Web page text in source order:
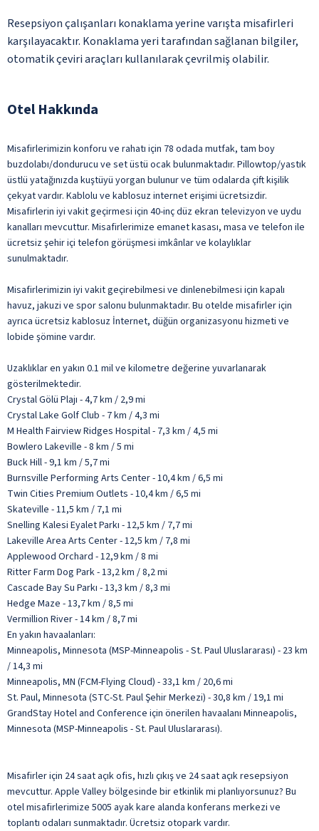
Resepsiyon çalışanları konaklama yerine varışta misafirleri
karşılayacaktır. Konaklama yeri tarafından sağlanan bilgiler,
otomatik çeviri araçları kullanılarak çevrilmiş olabilir.
Otel Hakkında
Misafirlerimizin konforu ve rahatı için 78 odada mutfak, tam boy
buzdolabı/dondurucu ve set üstü ocak bulunmaktadır. Pillowtop/yastık
üstlü yatağınızda kuştüyü yorgan bulunur ve tüm odalarda çift kişilik
çekyat vardır. Kablolu ve kablosuz internet erişimi ücretsizdir.
Misafirlerin iyi vakit geçirmesi için 40-inç düz ekran televizyon ve uydu
kanalları mevcuttur. Misafirlerimize emanet kasası, masa ve telefon ile
ücretsiz şehir içi telefon görüşmesi imkânlar ve kolaylıklar
sunulmaktadır.
Misafirlerimizin iyi vakit geçirebilmesi ve dinlenebilmesi için kapalı
havuz, jakuzi ve spor salonu bulunmaktadır. Bu otelde misafirler için
ayrıca ücretsiz kablosuz İnternet, düğün organizasyonu hizmeti ve
lobide şömine vardır.
Uzaklıklar en yakın 0.1 mil ve kilometre değerine yuvarlanarak
gösterilmektedir.
Crystal Gölü Plajı - 4,7 km / 2,9 mi
Crystal Lake Golf Club - 7 km / 4,3 mi
M Health Fairview Ridges Hospital - 7,3 km / 4,5 mi
Bowlero Lakeville - 8 km / 5 mi
Buck Hill - 9,1 km / 5,7 mi
Burnsville Performing Arts Center - 10,4 km / 6,5 mi
Twin Cities Premium Outlets - 10,4 km / 6,5 mi
Skateville - 11,5 km / 7,1 mi
Snelling Kalesi Eyalet Parkı - 12,5 km / 7,7 mi
Lakeville Area Arts Center - 12,5 km / 7,8 mi
Applewood Orchard - 12,9 km / 8 mi
Ritter Farm Dog Park - 13,2 km / 8,2 mi
Cascade Bay Su Parkı - 13,3 km / 8,3 mi
Hedge Maze - 13,7 km / 8,5 mi
Vermillion River - 14 km / 8,7 mi
En yakın havaalanları:
Minneapolis, Minnesota (MSP-Minneapolis - St. Paul Uluslararası) - 23 km
/ 14,3 mi
Minneapolis, MN (FCM-Flying Cloud) - 33,1 km / 20,6 mi
St. Paul, Minnesota (STC-St. Paul Şehir Merkezi) - 30,8 km / 19,1 mi
GrandStay Hotel and Conference için önerilen havaalanı Minneapolis,
Minnesota (MSP-Minneapolis - St. Paul Uluslararası).
Misafirler için 24 saat açık ofis, hızlı çıkış ve 24 saat açık resepsiyon
mevcuttur. Apple Valley bölgesinde bir etkinlik mi planlıyorsunuz? Bu
otel misafirlerimize 5005 ayak kare alanda konferans merkezi ve
toplantı odaları sunmaktadır. Ücretsiz otopark vardır.